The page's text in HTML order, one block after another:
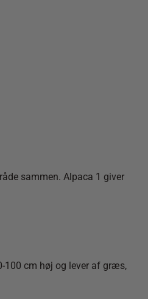
sammen. Alpaca 1 giver
100 cm høj og lever af græs,